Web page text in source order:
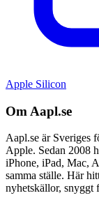
Apple Silicon
Om Aapl.se
Aapl.se är Sveriges
Apple. Sedan 2008
iPhone, iPad, Mac,
samma ställe. Här
nyhetskällor, snyggt